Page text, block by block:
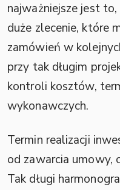
najważniejsze jest to,
duże zlecenie, które
zamówień w
przy tak długim
kontroli kosztów,
wykonawczych.
Termin realizacji
od zawarcia umowy,
Tak długi